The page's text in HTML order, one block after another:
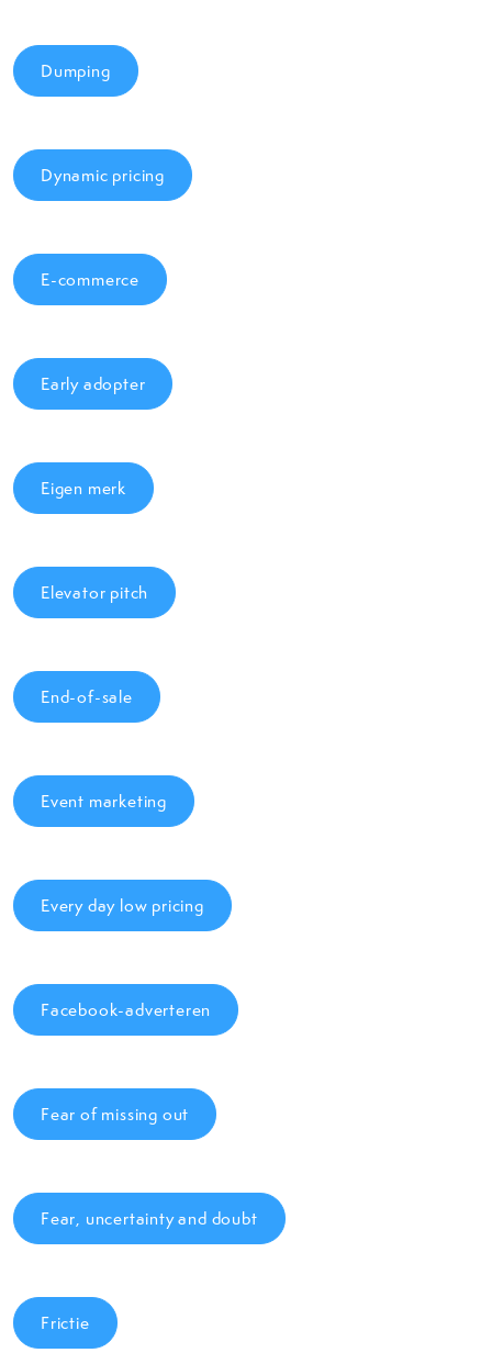
Dumping
Dynamic pricing
E-commerce
Early adopter
Eigen merk
Elevator pitch
End-of-sale
Event marketing
Every day low pricing
Facebook-adverteren
Fear of missing out
Fear, uncertainty and doubt
Frictie